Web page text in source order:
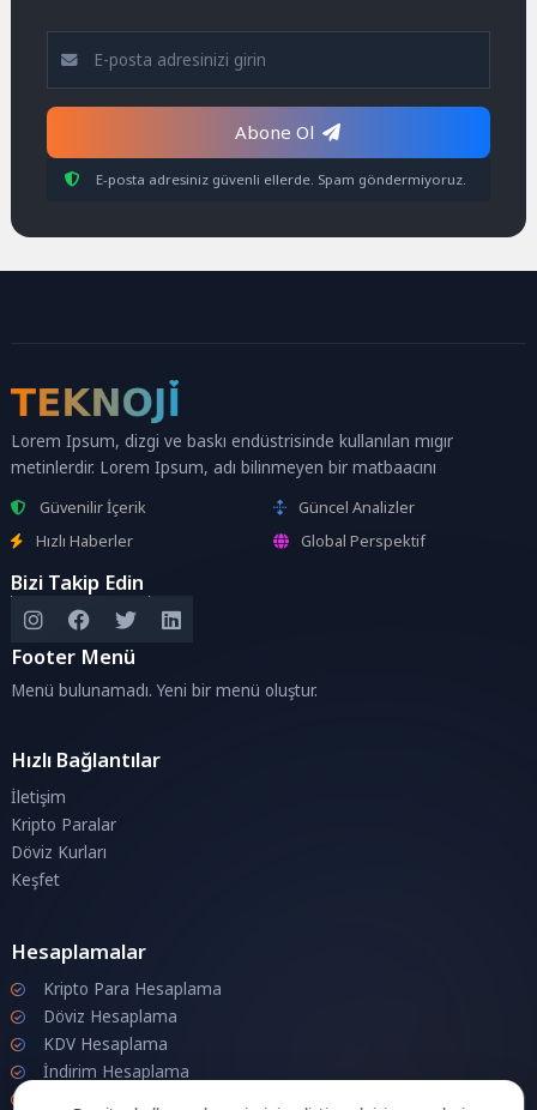
Abone Ol
E-posta adresiniz güvenli ellerde. Spam göndermiyoruz.
Lorem Ipsum, dizgi ve baskı endüstrisinde kullanılan mıgır
metinlerdir. Lorem Ipsum, adı bilinmeyen bir matbaacını
Güvenilir İçerik
Güncel Analizler
Hızlı Haberler
Global Perspektif
Bizi Takip Edin
Footer Menü
Menü bulunamadı. Yeni bir menü oluştur.
Hızlı Bağlantılar
İletişim
Kripto Paralar
Döviz Kurları
Keşfet
Hesaplamalar
Kripto Para Hesaplama
Döviz Hesaplama
KDV Hesaplama
İndirim Hesaplama